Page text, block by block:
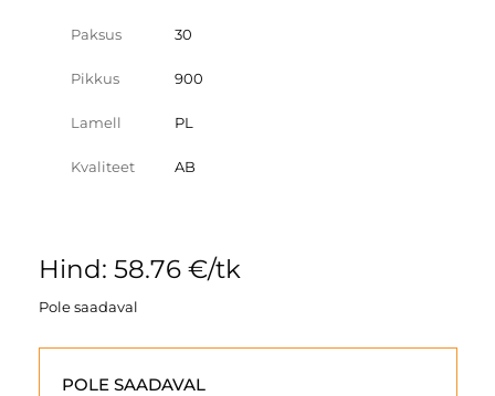
Paksus 30
Pikkus 900
Lamell PL
Kvaliteet AB
Hind: 58.76 €/tk
Pole saadaval
POLE SAADAVAL